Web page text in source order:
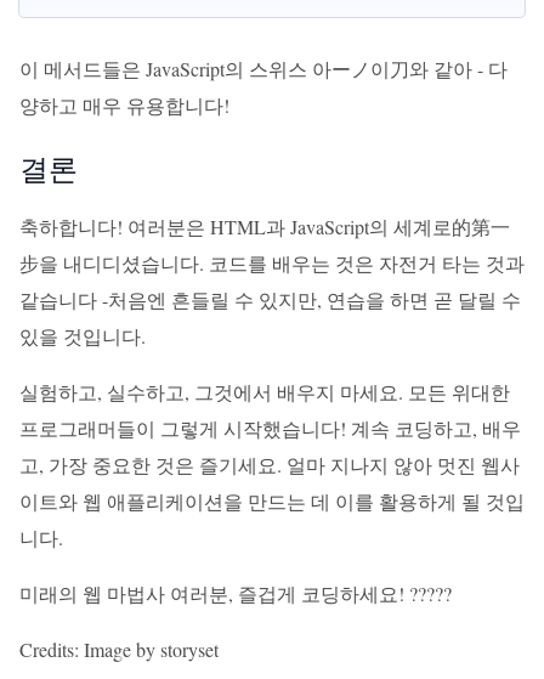
이 메서드들은 JavaScript의 스위스 아ーノ이刀와 같아 - 다
양하고 매우 유용합니다!
결론
축하합니다! 여러분은 HTML과 JavaScript의 세계로的第一
步을 내디디셨습니다. 코드를 배우는 것은 자전거 타는 것과
같습니다 -처음엔 흔들릴 수 있지만, 연습을 하면 곧 달릴 수
있을 것입니다.
실험하고, 실수하고, 그것에서 배우지 마세요. 모든 위대한
프로그래머들이 그렇게 시작했습니다! 계속 코딩하고, 배우
고, 가장 중요한 것은 즐기세요. 얼마 지나지 않아 멋진 웹사
이트와 웹 애플리케이션을 만드는 데 이를 활용하게 될 것입
니다.
미래의 웹 마법사 여러분, 즐겁게 코딩하세요! ??‍??‍?
Credits: Image by storyset